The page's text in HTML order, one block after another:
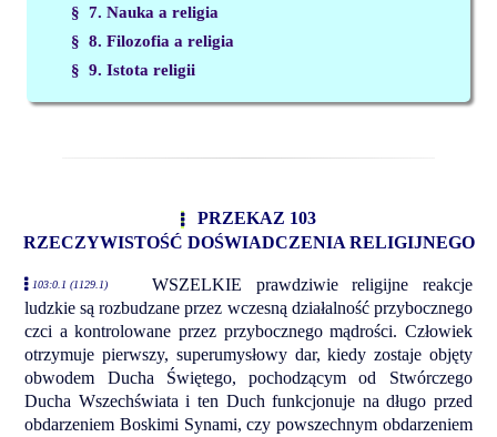
§ 7. Nauka a religia
§ 8. Filozofia a religia
§ 9. Istota religii
PRZEKAZ 103
RZECZYWISTOŚĆ DOŚWIADCZENIA RELIGIJNEGO
103:0.1 (1129.1)
WSZELKIE prawdziwie religijne reakcje
ludzkie są rozbudzane przez wczesną działalność przybocznego
czci a kontrolowane przez przybocznego mądrości. Człowiek
otrzymuje pierwszy, superumysłowy dar, kiedy zostaje objęty
obwodem Ducha Świętego, pochodzącym od Stwórczego
Ducha Wszechświata i ten Duch funkcjonuje na długo przed
obdarzeniem Boskimi Synami, czy powszechnym obdarzeniem